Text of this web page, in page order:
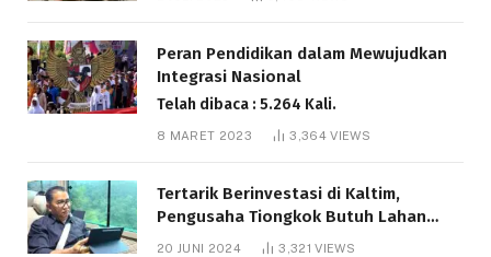
Peran Pendidikan dalam Mewujudkan
Integrasi Nasional
Telah dibaca : 5.264 Kali.
8 MARET 2023 3,364VIEWS
Tertarik Berinvestasi di Kaltim,
Pengusaha Tiongkok Butuh Lahan
1.000 Hektare
20 JUNI 2024 3,321VIEWS